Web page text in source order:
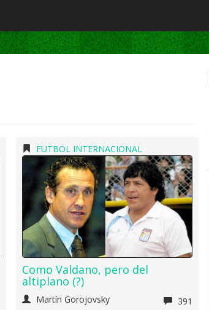
FUTBOL INTERNACIONAL
Como Valdano, pero del
altiplano (?)
Martín Gorojovsky
391